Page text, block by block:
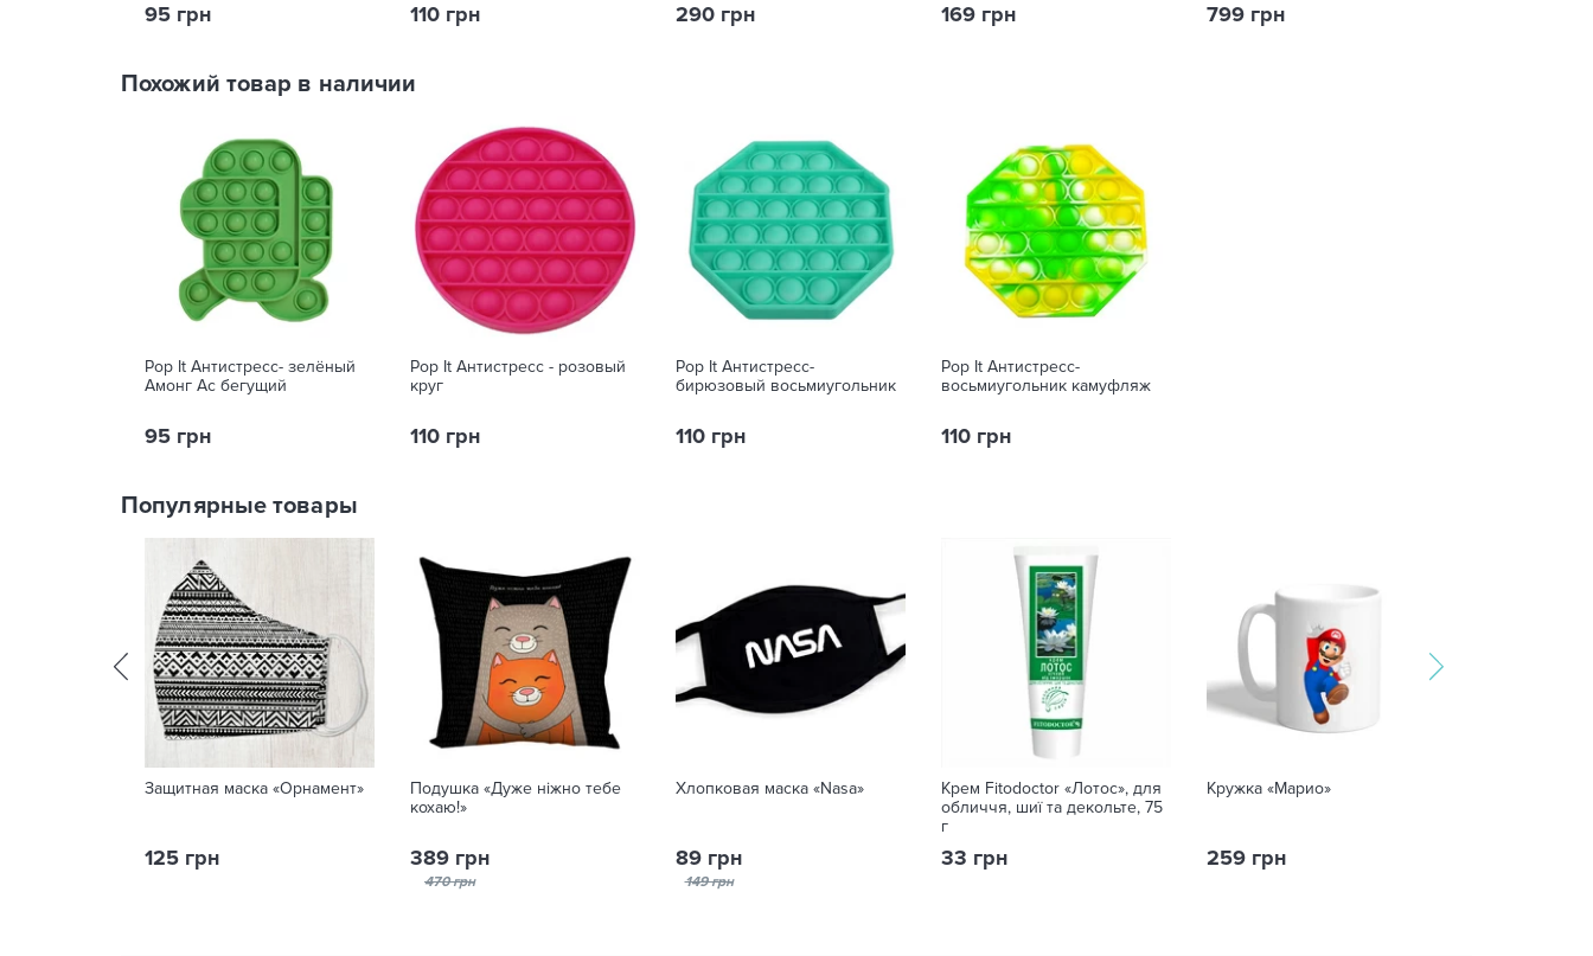
95 грн 110 грн 290 грн 169 грн 799 грн
Похожий товар в наличии
Pop It Антистресс- зелёный
Амонг Ас бегущий
95 грн
Pop It Антистресс - розовый
круг
110 грн
Pop It Антистресс-
бирюзовый восьмиугольник
110 грн
Pop It Антистресс-
восьмиугольник камуфляж
110 грн
Популярные товары
Защитная маска «Орнамент»
125 грн
Подушка «Дуже ніжно тебе
кохаю!»
389 грн
470 грн
Хлопковая маска «Nasa»
89 грн
149 грн
Крем Fitodoctor «Лотос», для
обличчя, шиї та декольте, 75
г
33 грн
Кружка «Марио»
259 грн